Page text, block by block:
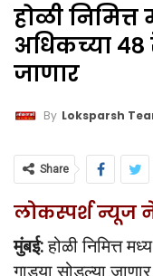
होळी
अधिकच्या ४८
जाणार
By Loksparsh
Share
लोकस्पर्श न्यूज
मुंबई:होळी निमित्त
गाड्या सोडल्या